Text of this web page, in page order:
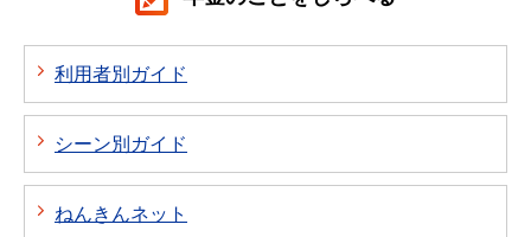
利用者別ガイド
シーン別ガイド
ねんきんネット